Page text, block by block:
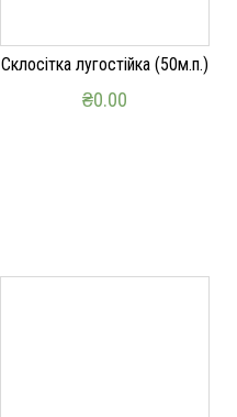
Склосітка лугостійка (50м.п.)
₴0.00